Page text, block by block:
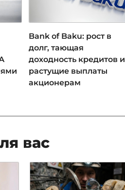
Bank of Baku: рост в
долг, тающая
доходность кредитов и
растущие выплаты
акционерам
вас